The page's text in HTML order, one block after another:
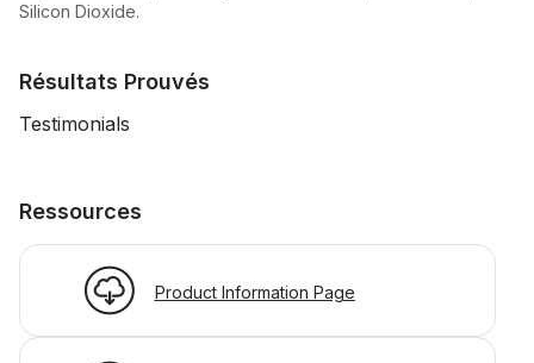
Silicon Dioxide.
Résultats Prouvés
Testimonials
Ressources
Product Information Page